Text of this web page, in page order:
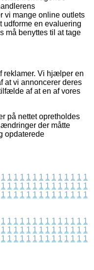
vi mange online outlets
udforme en evaluering
må benyttes til at tage
reklamer. Vi hjælper en
at vi annoncerer deres
af at en af vores
på nettet opretholdes
der måtte
opdaterede
1 1 1 1 1 1 1 1 1 1 1 1 1 1
1 1 1 1 1 1 1 1 1 1 1 1 1 1
1 1 1 1 1 1 1 1 1 1 1 1 1 1
1 1 1 1 1 1 1 1 1 1 1 1 1 1
1 1 1 1 1 1 1 1 1 1 1 1 1 1
1 1 1 1 1 1 1 1 1 1 1 1 1 1